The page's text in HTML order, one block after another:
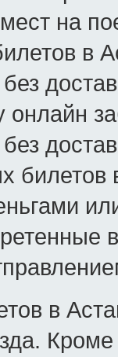
на
в
онлайн
билетов
в